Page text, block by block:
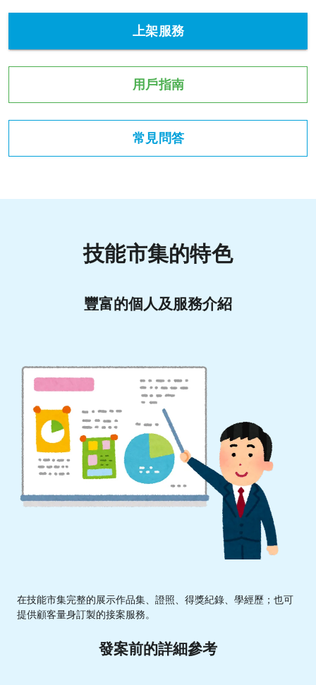
上架服務
用戶指南
常見問答
技能市集的特色
豐富的個人及服務介紹
在技能市集完整的展示作品集、證照、得獎紀錄、學經歷；也可
提供顧客量身訂製的接案服務。
發案前的詳細參考